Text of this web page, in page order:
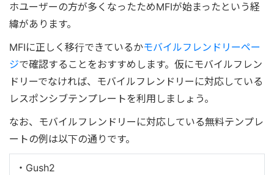
ホユーザーの方が多くなったためMFIが始まったという経
緯があります。
MFIに正しく移行できているかモバイルフレンドリーペー
ジで確認することをおすすめします。仮にモバイルフレン
ドリーでなければ、モバイルフレンドリーに対応している
レスポンシブテンプレートを利用しましょう。
なお、モバイルフレンドリーに対応している無料テンプレ
ートの例は以下の通りです。
・Gush2